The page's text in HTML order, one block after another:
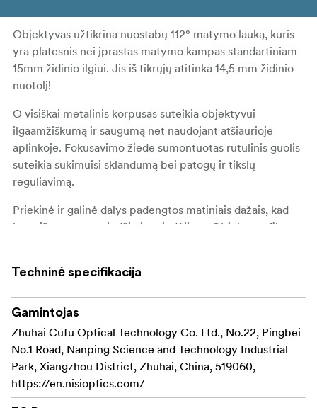
Objektyvas užtikrina nuostabų 112° matymo lauką, kuris
yra platesnis nei įprastas matymo kampas standartiniam
15mm židinio ilgiui. Jis iš tikrųjų atitinka 14,5 mm židinio
nuotolį!
O visiškai metalinis korpusas suteikia objektyvui
ilgaamžiškumą ir saugumą net naudojant atšiaurioje
aplinkoje. Fokusavimo žiede sumontuotas rutulinis guolis
suteikia sukimuisi sklandumą bei patogų ir tikslų
reguliavimą.
Priekinė ir galinė dalys padengtos matiniais dažais, kad
būtų išvengta atspindžių ir spindėjimo. Objektyvo filtro
laikiklių sistemas. Todėl fotografuodami galite
eksperimentuoti ir patogiai naudotis filtrais.
Optinę konstrukciją sudaro 12 elementų, išdėstytų 10-yje
grupių, vienas dvipusis asferinis elementas ir du itin mažo
išsklaidymo elementai. Toks derinys garantuoja geriausias
optines charakteristikas. Dėka optinės konstrukcijos,
objektyvo chromatinės aberacijos, iškraipymai ir
Techninė specifikacija
Gamintojas
Zhuhai Cufu Optical Technology Co. Ltd., No.22, Pingbei
No.1 Road, Nanping Science and Technology Industrial
Park, Xiangzhou District, Zhuhai, China, 519060,
https://en.nisioptics.com/